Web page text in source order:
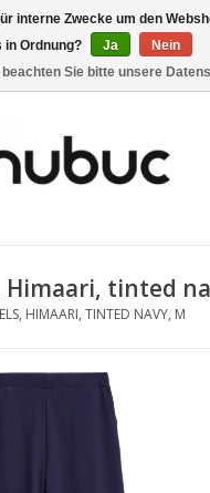
0
tinted
HIMAARI, TINTED NAVY, M
interne Zwecke um den
in Ordnung?
Ja
Nein
Sie bitte unsere